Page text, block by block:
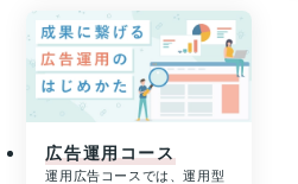
広告運用コース
運用広告コースでは、運用型